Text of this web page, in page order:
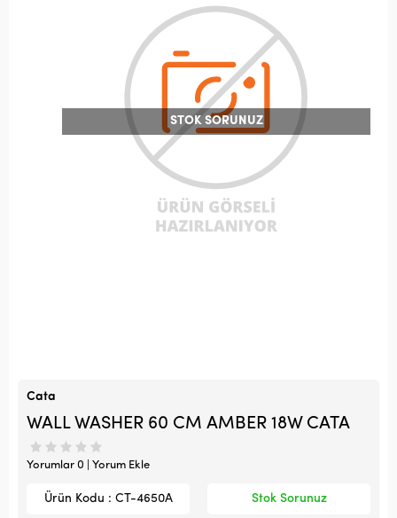
STOK SORUNUZ
Cata
WALL WASHER 60 CM AMBER 18W CATA
Yorumlar 0 | Yorum Ekle
Ürün Kodu : CT-4650A Stok Sorunuz